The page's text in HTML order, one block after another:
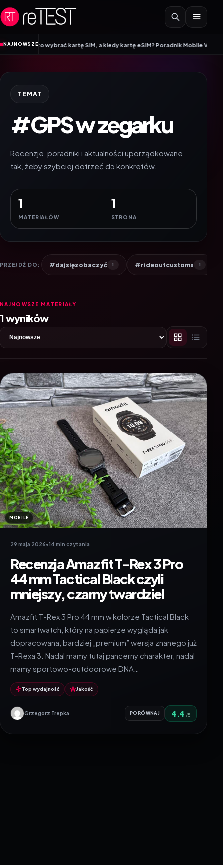
Przejdź do treści
NAJNOWSZE
wybrać kartę SIM, a kiedy kartę eSIM? Poradnik Mobile Vikings•
TEMAT
#GPS w zegarku
Recenzje, poradniki i aktualności uporządkowane
tak, żeby szybciej dotrzeć do konkretów.
1
MATERIAŁÓW
1
STRONA
PRZEJDŹ DO: #dajsięzobaczyć 1 #rideoutcustoms 1
NAJNOWSZE MATERIAŁY
1 wyników
MOBILE
29 maja 2026•14 min czytania
Recenzja Amazfit T-Rex 3 Pro
44 mm Tactical Black czyli
mniejszy, czarny twardziel
Amazfit T-Rex 3 Pro 44 mm w kolorze Tactical Black
to smartwatch, który na papierze wygląda jak
dopracowana, bardziej „premium” wersja znanego już
T-Rexa 3. Nadal mamy tutaj pancerny charakter, nadal
mamy sportowo-outdoorowe DNA…
Top wydajność Jakość
Grzegorz Trepka PORÓWNAJ 4.4 /5